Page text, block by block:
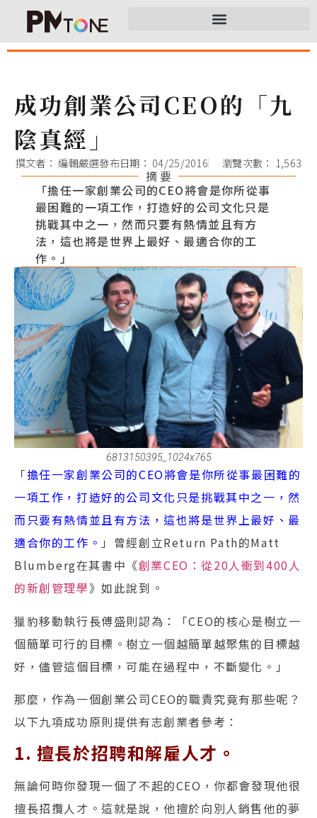
成功創業公司CEO的「九
陰真經」
撰文者： 編輯嚴選發布日期： 04/25/2016 瀏覽次數： 1,563
摘 要
「擔任一家創業公司的CEO將會是你所從事
最困難的一項工作，打造好的公司文化只是
挑戰其中之一，然而只要有熱情並且有方
法，這也將是世界上最好、最適合你的工
作。」
6813150395_1024x765
「擔任一家創業公司的CEO將會是你所從事最困難的
一項工作，打造好的公司文化只是挑戰其中之一，然
而只要有熱情並且有方法，這也將是世界上最好、最
適合你的工作。 」曾經創立Return Path的Matt
Blumberg在其書中《創業CEO：從20人衝到400人
的新創管理學》如此說到。
獵豹移動執行長傅盛則認為：「CEO的核心是樹立一
個簡單可行的目標。樹立一個越簡單越聚焦的目標越
好，儘管這個目標，可能在過程中，不斷變化。」
那麼，作為一個創業公司CEO的職責究竟有那些呢？
以下九項成功原則提供有志創業者參考：
1. 擅長於招聘和解雇人才。
無論何時你發現一個了不起的CEO，你都會發現他很
擅長招攬人才。這就是說，他擅於向別人銷售他的夢